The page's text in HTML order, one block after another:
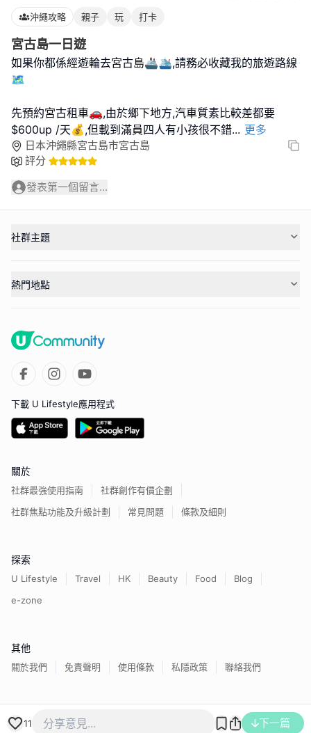
沖繩攻略 親子 玩 打卡
宮古島一日遊
如果你都係經遊輪去宮古島🚢🛳️,請務必收藏我的旅遊路線
🗺️
先預約宮古租車🚗,由於鄉下地方,汽車質素比較差都要
$600up /天💰,但載到滿員四人有小孩很不錯... 更多
日本沖繩縣宮古島市宮古島
評分
發表第一個留言...
11 下一篇
社群主題
熱門地點
下載 U Lifestyle應用程式
關於
社群最強使用指南
社群創作有價企劃
社群焦點功能及升級計劃
常見問題 條款及細則
探索
U Lifestyle Travel HK Beauty Food
Blog
e-zone
其他
關於我們 免責聲明 使用條款 私隱政策 聯絡我們
香港經濟日報版權所有©